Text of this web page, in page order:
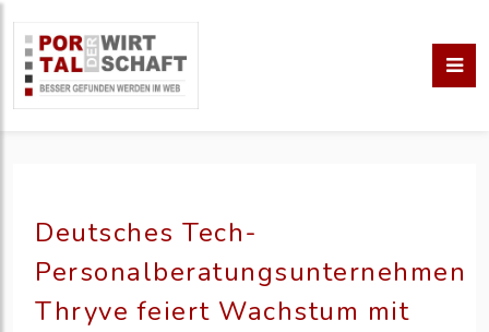
Deutsches Tech-
Personalberatungsunternehmen
Thryve feiert Wachstum mit